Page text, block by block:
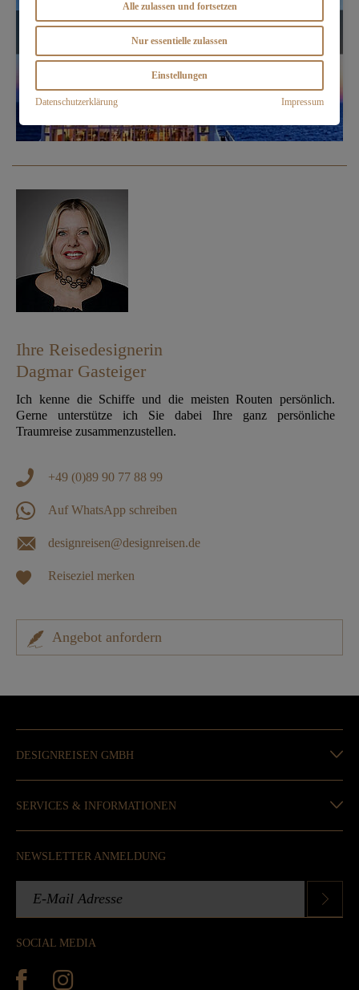
Ihre Reisedesignerin
Dagmar Gasteiger
Ich kenne die Schiffe und die meisten Routen persönlich.
Gerne unterstütze ich Sie dabei Ihre ganz persönliche
Traumreise zusammenzustellen.
+49 (0)89 90 77 88 99
Auf WhatsApp schreiben
designreisen@designreisen.de
Reiseziel merken
Angebot anfordern
DESIGNREISEN GMBH
SERVICES & INFORMATIONEN
SOCIAL MEDIA
NEWSLETTER ANMELDUNG
Alle zulassen und fortsetzen
Nur essentielle zulassen
Einstellungen
Datenschutzerklärung Impressum